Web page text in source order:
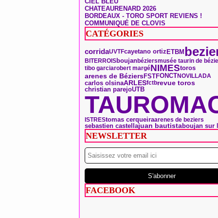
CHATEAURENARD 2026
BORDEAUX - TORO SPORT REVIENS !
COMMUNIQUÉ DE CLOVIS
CATÉGORIES
corridaUVTFcayetano ortizETBM
BITERROISboujanbéziersmusée taurin de
tibo garciarobert margéNIMEStoros
arenes de BéziersFSTFONCTNOVILLADA
carlos olsinaARLESfctbrevue toros
christian parejoUTB
ISTREStomas cerqueiraarenes de beziers
sebastien castellajuan bautistaboujan sur
NEWSLETTER
FACEBOOK